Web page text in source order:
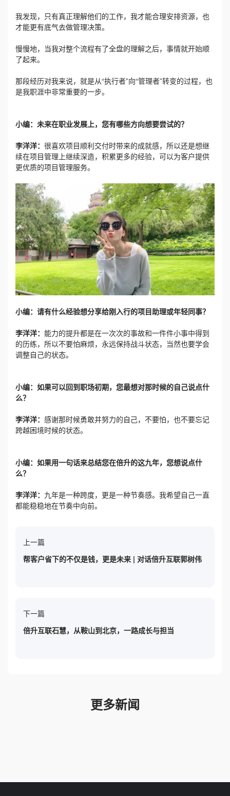
我发现，只有真正理解他们的工作，我才能合理安排资源，也
才能更有底气去做管理决策。
慢慢地，当我对整个流程有了全盘的理解之后，事情就开始顺
了起来。
那段经历对我来说，就是从“执行者”向“管理者”转变的过程，也
是我职涯中非常重要的一步。
小编：未来在职业发展上，您有哪些方向想要尝试的？
李洋洋： 很喜欢项目顺利交付时带来的成就感，所以还是想继
续在项目管理上继续深造，积累更多的经验，可以为客户提供
更优质的项目管理服务。
小编：请有什么经验想分享给刚入行的项目助理或年轻同事？
李洋洋： 能力的提升都是在一次次的事故和一件件小事中得到
的历练，所以不要怕麻烦，永远保持战斗状态，当然也要学会
调整自己的状态。
小编：如果可以回到职场初期，您最想对那时候的自己说点什
么？
李洋洋： 感谢那时候勇敢并努力的自己，不要怕，也不要忘记
跨越困境时候的状态。
小编：如果用一句话来总结您在倍升的这九年，您想说点什
么？
李洋洋： 九年是一种跨度，更是一种节奏感。我希望自己一直
都能稳稳地在节奏中向前。
上一篇
帮客户省下的不仅是钱，更是未来 | 对话倍升互联郭树伟
下一篇
倍升互联石慧，从鞍山到北京，一路成长与担当
更多新闻